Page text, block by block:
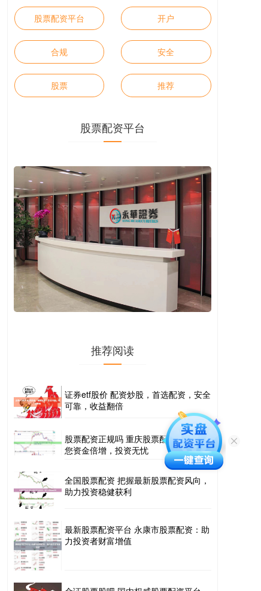
股票配资平台 开户
合规 安全
股票 推荐
股票配资平台
推荐阅读
证券etf股价 配资炒股，首选配资，安全
可靠，收益翻倍
股票配资正规吗 重庆股票配资公司：助
您资金倍增，投资无忧
全国股票配资 把握最新股票配资风向，
助力投资稳健获利
最新股票配资平台 永康市股票配资：助
力投资者财富增值